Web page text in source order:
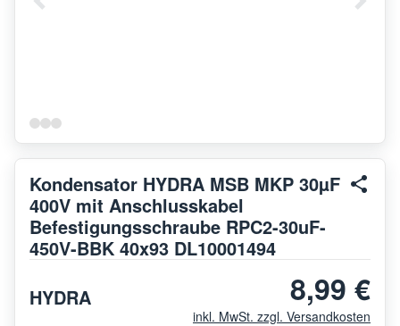
Kondensator HYDRA MSB MKP 30µF
400V mit Anschlusskabel
Befestigungsschraube RPC2-30uF-
450V-BBK 40x93 DL10001494
HYDRA
8,99 €
inkl. MwSt. zzgl. Versandkosten